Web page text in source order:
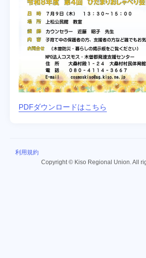
PDFダウンロードはこちら
利用規約
Copyright © Kiso Regional Union. All